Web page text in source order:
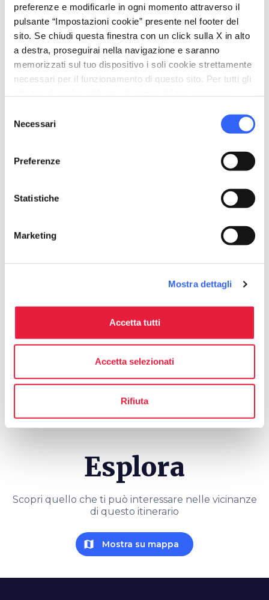
preferenze e modificarle in ogni momento attraverso il
pulsante “Impostazioni cookie” presente nel footer del
sito. Se chiudi questa finestra con un click sulla X in alto
a destra, proseguirai nella navigazione e saranno
memorizzati sul tuo dispositivo i soli cookie strettamente
necessari per il funzionamento di questo sito. Per tutti gli
delNecessari
Preferenze
Statistiche
Marketing
Mostra dettagli
Accetta tutti
Accetta selezionati
Rifiuta
Strada
straighten Lunghezza
66.19 Km
Impegno fisico
Medio
Media
Download
save_alt
warning_amber Avviso
Presta attenzione a queste
indicazioni
Esplora
Scopri quello che ti può interessare nelle vicinanze
di questo itinerario
map Mostra su mappa